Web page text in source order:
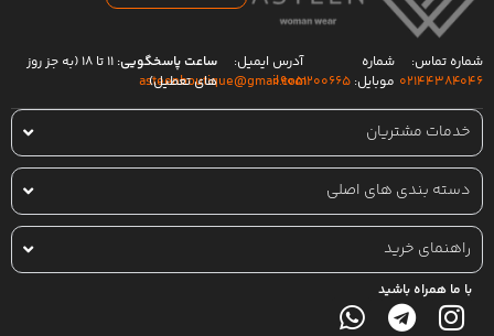
شماره تماس:
۰۲۱۴۴۳۸۴۰۴۶
شماره
موبایل: ۰۹۰۵۱۲۰۰۶۶۵
آدرس ایمیل:
asteenboutique@gmail.com
ساعت پاسخگویی:
۱۱ تا ۱۸ (به جز روز
های تعطیل)
خدمات مشتریان
دسته بندی های اصلی
راهنمای خرید
با ما همراه باشید